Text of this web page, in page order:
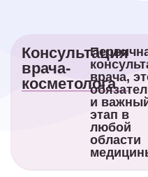
Консультация
врача-
косметолога
врача,
и
этап в
любой
области